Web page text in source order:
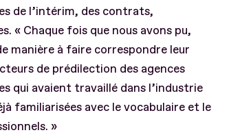
de l’intérim, des contrats,
« Chaque fois que nous avons pu,
manière à faire correspondre leur
de prédilection des agences
qui avaient travaillé dans l’industrie
familiarisées avec le vocabulaire et le
»